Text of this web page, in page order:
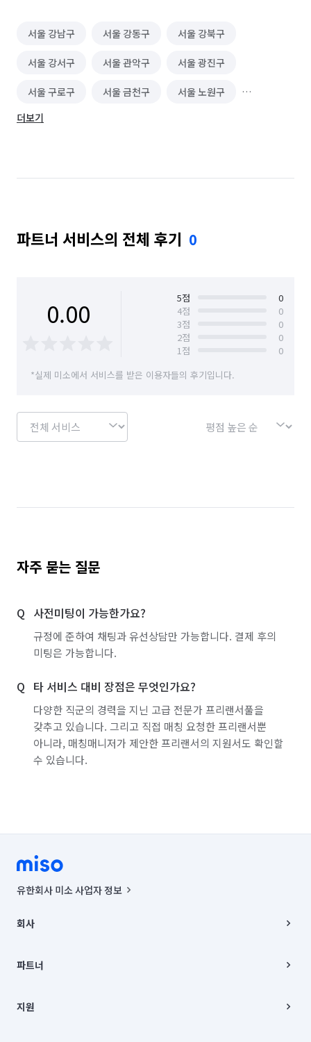
서울 강남구 서울 강동구 서울 강북구
서울 강서구 서울 관악구 서울 광진구
서울 구로구 서울 금천구 서울 노원구
서울 도봉구
서울 성동구 서울 성북구 서울 송파구
서울 은평구 서울 종로구 서울 중구
더보기
파트너 서비스의 전체 후기 0
0.00 5점
0
4점
0
3점
0
2점
0
1점
0
*실제 미소에서 서비스를 받은 이용자들의 후기입니다.
자주 묻는 질문
사전미팅이 가능한가요?
규정에 준하여 채팅과 유선상담만 가능합니다. 결제 후의
미팅은 가능합니다.
타 서비스 대비 장점은 무엇인가요?
다양한 직군의 경력을 지닌 고급 전문가 프리랜서풀을
갖추고 있습니다. 그리고 직접 매칭 요청한 프리랜서뿐
아니라, 매칭매니저가 제안한 프리랜서의 지원서도 확인할
수 있습니다.
유한회사 미소 사업자 정보
00019 |
주소 | 본사: 서울특별시 종로구 율곡로 6(중학동, 트윈트리빌딩) B동 5층
컨택센터 : 서울특별시 종로구 수송동 율곡로 24, 7층, 8층 미소
상품, 상품정보, 거래에 관한 의무와 책임은 거래당사자에게 있습니다.
언론 보도 관련 문의:
회사
채용
파트너
이사
지원